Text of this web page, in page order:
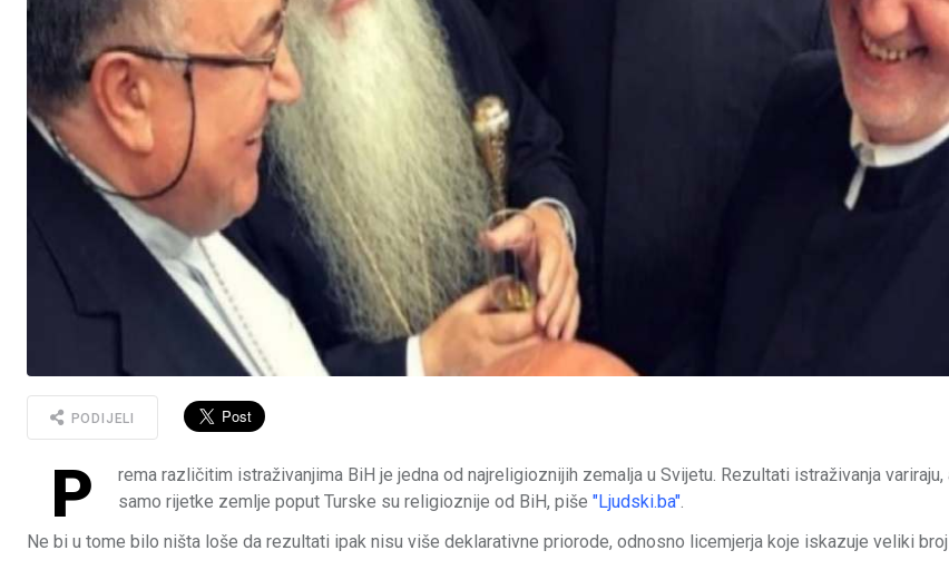
PODIJELI
P
rema različitim istraživanjima BiH je jedna od najreligioznijih zemalja u Svijetu. Rezultati istraživanja variraju,
samo rijetke zemlje poput Turske su religioznije od BiH, piše "Ljudski.ba".
Ne bi u tome bilo ništa loše da rezultati ipak nisu više deklarativne priorode, odnosno licemjerja koje iskazuje veliki